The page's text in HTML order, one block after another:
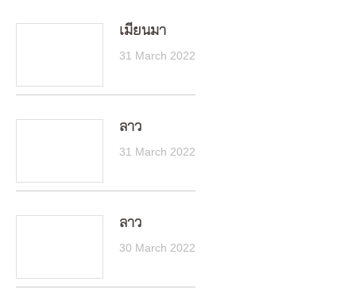
เมียนมา
31 March 2022
ลาว
31 March 2022
ลาว
30 March 2022